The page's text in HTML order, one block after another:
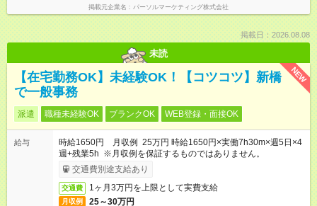
掲載元企業名 パーソルマーケティング株式会社
掲載日：2026.08.08
未読
NEW
【在宅勤務OK】未経験OK！【コツコツ】新橋
で一般事務
派遣 職種未経験OK ブランクOK WEB登録・面接OK
給与
時給1650円 月収例 25万円 時給1650円×実働7h30m×週5日×4
週+残業5h ※月収例を保証するものではありません。
交通費別途支給あり
交通費 1ヶ月3万円を上限として実費支給
月収例 25～30万円